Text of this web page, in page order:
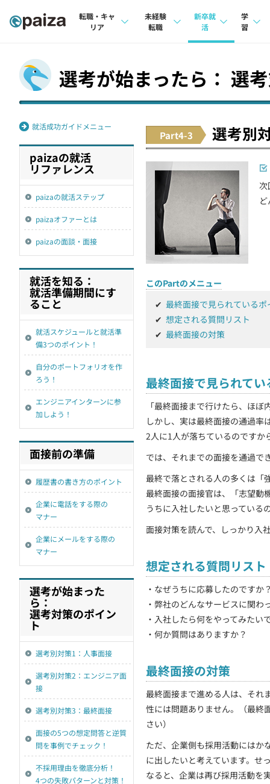
転職・キャ
リア
インタビュー
未経験
転職
インタビュー
新卒就
活
本選考
新卒エージェント
イベント・セミナー
インタビュー
就活成功ガイド
学
習
問題集
ナレ
プラン
選考が始まったら： 選
Part4-3 選考別
次
このPartのメニュー
✔ 最終面接で見られているポ
✔ 想定される質問リスト
✔ 最終面接の対策
最終面接で見られて
「最終面接まで行けたら、ほ
しかし、実は最終面接の通過率
2人に1人が落ちているのですか
では、それまでの面接を通過で
最終で落とされる人の多くは「
最終面接の面接官は、「志望動
うちに入社したいと思っている
面接対策を読んで、しっかり入
想定される質問リスト
・なぜうちに応募したのですか
・弊社のどんなサービスに関わ
・入社したら何をやってみたい
・何か質問はありますか？
最終面接の対策
最終面接まで進める人は、それ
性には問題ありません。（最終
さい）
ただ、企業側も採用活動にはか
に出したいと考えています。せ
なると、企業は再び採用活動を
就活成功ガイドメニュー
paizaの就活
リファレンス
paizaの就活ステップ
paizaオファーとは
paizaの面談・面接
就活を知る：
就活準備期間にす
ること
就活スケジュールと就活準
備3つのポイント！
自分のポートフォリオを作
ろう！
エンジニアインターンに参
加しよう！
面接前の準備
履歴書の書き方のポイント
企業に電話をする際の
マナー
企業にメールをする際の
マナー
選考が始まった
ら：
選考対策のポイン
ト
選考別対策1：人事面接
選考別対策2：エンジニア面
接
選考別対策3：最終面接
面接の5つの想定問答と逆質
問を事例でチェック！
不採用理由を徹底分析！
4つの失敗パターンと対策！